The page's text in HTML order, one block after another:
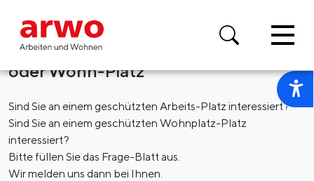
Anfrage geschützter Arbeits-Platz
oder Wohn-Platz
Sind Sie an einem geschützten Arbeits-Platz interessiert?
Sind Sie an einem geschützten Wohnplatz-Platz
interessiert?
Bitte füllen Sie das Frage-Blatt aus.
Wir melden uns dann bei Ihnen.